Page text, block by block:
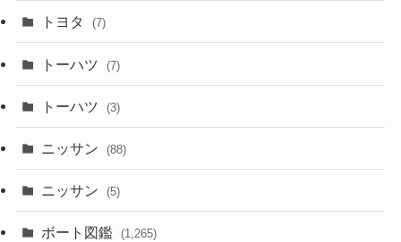
トヨタ (7)
トーハツ (7)
トーハツ (3)
ニッサン (88)
ニッサン (5)
ボート図鑑 (1,265)